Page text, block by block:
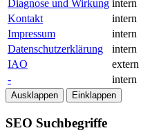
Diagnose und Wirkung intern
Kontakt
intern
Impressum
intern
Datenschutzerklärung
intern
IAO
extern
-
intern
Ausklappen Einklappen
SEO Suchbegriffe